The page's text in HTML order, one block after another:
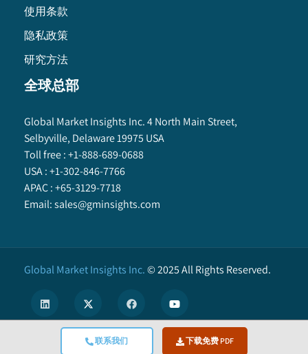
联系我们 下载免费 PDF
使用条款
隐私政策
研究方法
全球总部
Global Market Insights Inc. 4 North Main Street,
Selbyville, Delaware 19975 USA
Toll free :+1-888-689-0688
USA :+1-302-846-7766
APAC :+65-3129-7718
Email:sales@gminsights.com
Global Market Insights Inc.©2025All Rights Reserved.
We use cookies to enhance user experience. ( Privacy Policy